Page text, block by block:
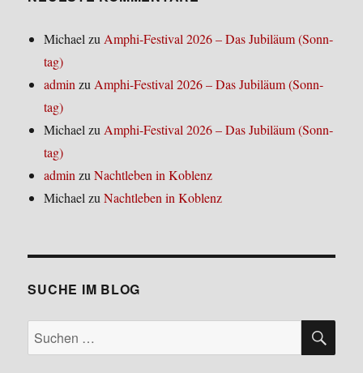
Michael zu Amphi-Festi­val 2026 – Das Jubi­lä­um (Sonn­
tag)
admin zu Amphi-Festi­val 2026 – Das Jubi­lä­um (Sonn­
tag)
Michael zu Amphi-Festi­val 2026 – Das Jubi­lä­um (Sonn­
tag)
admin zuNacht­le­ben in Koblenz
Michael zuNacht­le­ben in Koblenz
SUCHE IM BLOG
Suchen
nach: